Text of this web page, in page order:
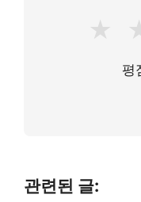
★
평
관련된 글: